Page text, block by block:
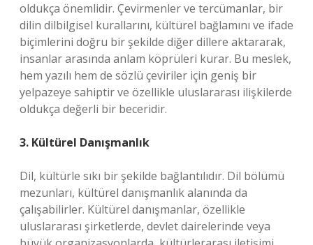
oldukça önemlidir. Çevirmenler ve tercümanlar, bir
dilin dilbilgisel kurallarını, kültürel bağlamını ve ifade
biçimlerini doğru bir şekilde diğer dillere aktararak,
insanlar arasında anlam köprüleri kurar. Bu meslek,
hem yazılı hem de sözlü çeviriler için geniş bir
yelpazeye sahiptir ve özellikle uluslararası ilişkilerde
oldukça değerli bir beceridir.
3. Kültürel Danışmanlık
Dil, kültürle sıkı bir şekilde bağlantılıdır. Dil bölümü
mezunları, kültürel danışmanlık alanında da
çalışabilirler. Kültürel danışmanlar, özellikle
uluslararası şirketlerde, devlet dairelerinde veya